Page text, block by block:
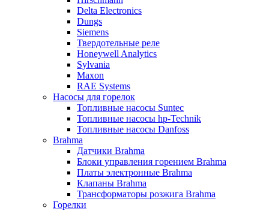
Delta Electronics
Dungs
Siemens
Твердотельные реле
Honeywell Analytics
Sylvania
Maxon
RAE Systems
Насосы для горелок
Топливные насосы Suntec
Топливные насосы hp-Technik
Топливные насосы Danfoss
Brahma
Датчики Brahma
Блоки управления горением Brahma
Платы электронные Brahma
Клапаны Brahma
Трансформаторы розжига Brahma
Горелки